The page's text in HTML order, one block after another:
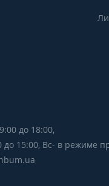
до 18:00,
до 15:00, Вс- в режиме